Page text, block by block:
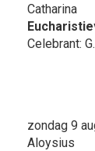
Catharina
Celebrant:
zondag 9
Aloysius